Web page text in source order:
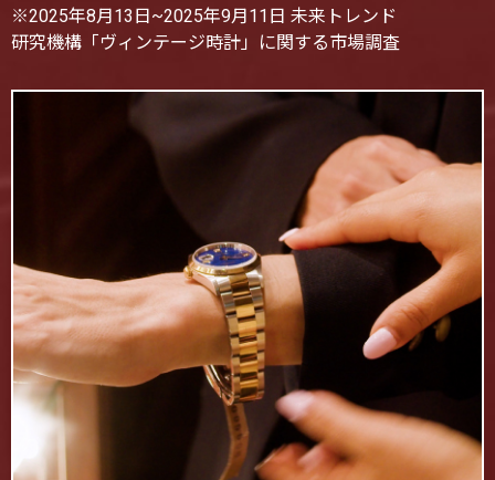
※2025年8月13日~2025年9月11日 未来トレンド
研究機構「ヴィンテージ時計」に関する市場調査